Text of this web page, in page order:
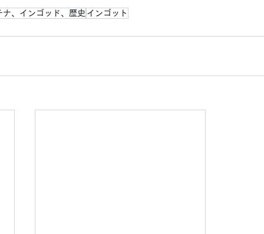
ナ、インゴッド、歴史 インゴット